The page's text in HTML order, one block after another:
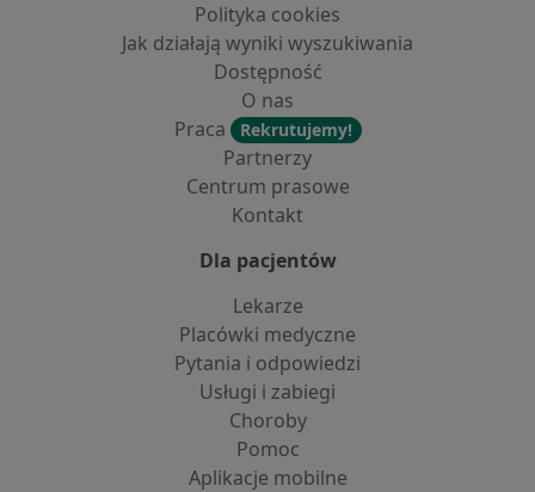
Polityka cookies
Jak działają wyniki wyszukiwania
Dostępność
O nas
Praca
Rekrutujemy!
Partnerzy
Centrum prasowe
Kontakt
Dla pacjentów
Lekarze
Placówki medyczne
Pytania i odpowiedzi
Usługi i zabiegi
Choroby
Pomoc
Aplikacje mobilne